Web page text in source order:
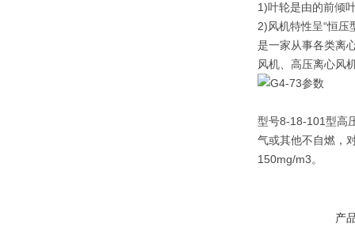
1)叶轮是由的前倾
2)风机特性呈“恒
是一家从事各类离
风机、高压离心风
型号8-18-101型高
气或其他不自燃，
150mg/m3。
产